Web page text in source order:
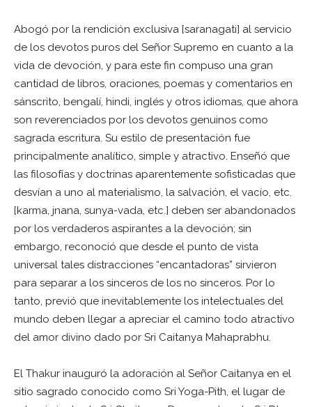
Abogó por la rendición exclusiva [saranagati] al servicio
de los devotos puros del Señor Supremo en cuanto a la
vida de devoción, y para este fin compuso una gran
cantidad de libros, oraciones, poemas y comentarios en
sánscrito, bengalí, hindi, inglés y otros idiomas, que ahora
son reverenciados por los devotos genuinos como
sagrada escritura. Su estilo de presentación fue
principalmente analítico, simple y atractivo. Enseñó que
las filosofías y doctrinas aparentemente sofisticadas que
desvían a uno al materialismo, la salvación, el vacío, etc.
[karma, jnana, sunya-vada, etc.] deben ser abandonados
por los verdaderos aspirantes a la devoción; sin
embargo, reconoció que desde el punto de vista
universal tales distracciones “encantadoras” sirvieron
para separar a los sinceros de los no sinceros. Por lo
tanto, previó que inevitablemente los intelectuales del
mundo deben llegar a apreciar el camino todo atractivo
del amor divino dado por Sri Caitanya Mahaprabhu.
El Thakur inauguró la adoración al Señor Caitanya en el
sitio sagrado conocido como Sri Yoga-Pith, el lugar de